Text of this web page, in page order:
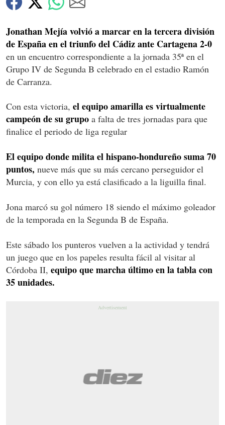
Jonathan Mejía volvió a marcar en la tercera división
de España en el triunfo del Cádiz ante Cartagena 2-0
en un encuentro correspondiente a la jornada 35ª en el
Grupo IV de Segunda B celebrado en el estadio Ramón
de Carranza.
Con esta victoria, el equipo amarilla es virtualmente
campeón de su grupo a falta de tres jornadas para que
finalice el periodo de liga regular
El equipo donde milita el hispano-hondureño suma 70
puntos, nueve más que su más cercano perseguidor el
Murcia, y con ello ya está clasificado a la liguilla final.
Jona marcó su gol número 18 siendo el máximo goleador
de la temporada en la Segunda B de España.
Este sábado los punteros vuelven a la actividad y tendrá
un juego que en los papeles resulta fácil al visitar al
Córdoba II, equipo que marcha último en la tabla con
35 unidades.